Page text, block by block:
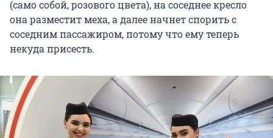
(само собой, розового цвета), на соседнее кресло
она разместит меха, а далее начнет спорить с
соседним пассажиром, потому что ему теперь
некуда присесть.